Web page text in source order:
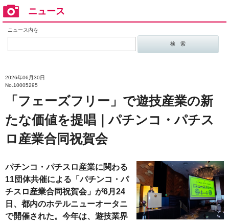
ニュース
ニュース内を
2026年06月30日
No.10005295
「フェーズフリー」で遊技産業の新
たな価値を提唱｜パチンコ・パチス
ロ産業合同祝賀会
パチンコ・パチスロ産業に関わる
11団体共催による「パチンコ・パ
チスロ産業合同祝賀会」が6月24
日、都内のホテルニューオータニ
で開催された。今年は、遊技業界